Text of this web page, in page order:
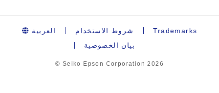
العربية شروط الاستخدام
Trademarks
بيان الخصوصية
© Seiko Epson Corporation2026